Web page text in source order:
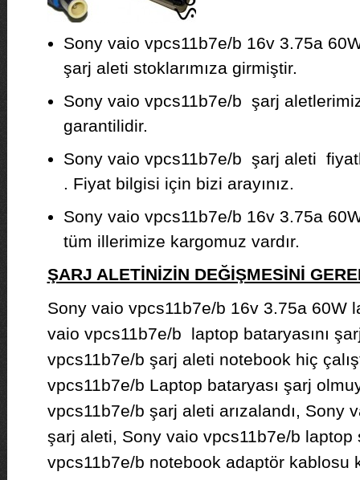
Sony vaio vpcs11b7e/b 16v 3.75a
şarj aleti stoklarımıza girmiştir.
Sony vaio vpcs11b7e/b şarj
garantilidir.
Sony vaio vpcs11b7e/b şarj aleti
. Fiyat bilgisi için bizi arayınız.
Sony vaio vpcs11b7e/b 16v 3.75a
tüm illerimize kargomuz vardır.
ŞARJ ALETİNİZİN DEĞİŞMESİNİ
Sony vaio vpcs11b7e/b 16v 3.75a 60W
vaio vpcs11b7e/b laptop bataryasını
vpcs11b7e/b şarj aleti notebook hiç
vpcs11b7e/b Laptop bataryası şarj
vpcs11b7e/b şarj aleti arızalandı, Sony
şarj aleti, Sony vaio vpcs11b7e/b
vpcs11b7e/b notebook adaptör kablosu